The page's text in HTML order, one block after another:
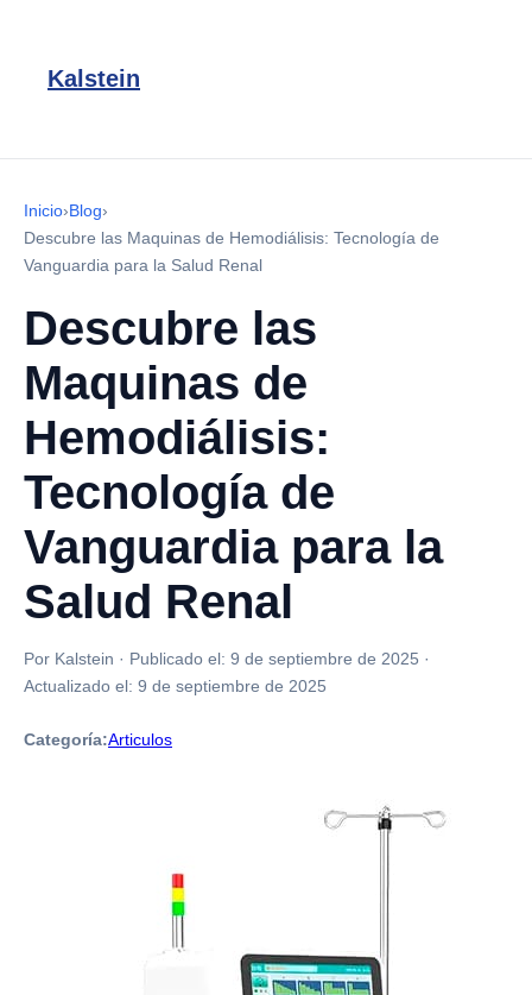
Kalstein
Inicio›Blog›
Descubre las Maquinas de Hemodiálisis: Tecnología de
Vanguardia para la Salud Renal
Descubre las
Maquinas de
Hemodiálisis:
Tecnología de
Vanguardia para la
Salud Renal
Por Kalstein · Publicado el: 9 de septiembre de 2025 ·
Actualizado el: 9 de septiembre de 2025
Categoría:Articulos